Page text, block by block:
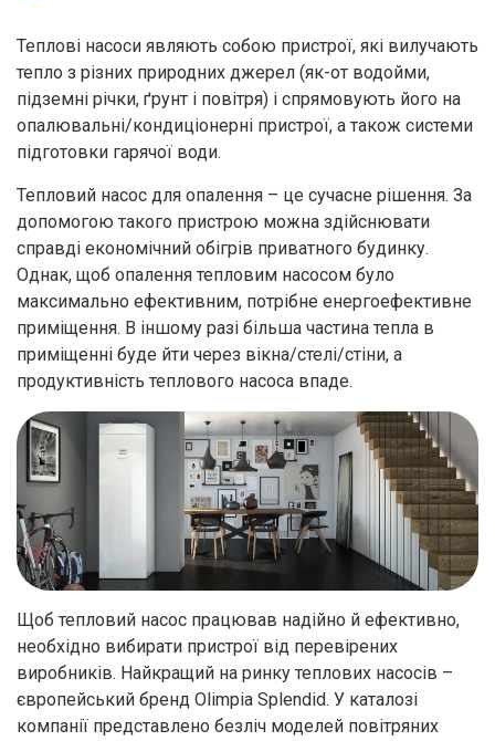
Теплові насоси являють собою пристрої, які вилучають
тепло з різних природних джерел (як-от водойми,
підземні річки, ґрунт і повітря) і спрямовують його на
опалювальні/кондиціонерні пристрої, а також системи
підготовки гарячої води.
Тепловий насос для опалення – це сучасне рішення. За
допомогою такого пристрою можна здійснювати
справді економічний обігрів приватного будинку.
Однак, щоб опалення тепловим насосом було
максимально ефективним, потрібне енергоефективне
приміщення. В іншому разі більша частина тепла в
приміщенні буде йти через вікна/стелі/стіни, а
продуктивність теплового насоса впаде.
Щоб тепловий насос працював надійно й ефективно,
необхідно вибирати пристрої від перевірених
виробників. Найкращий на ринку теплових насосів –
європейський бренд Olimpia Splendid. У каталозі
компанії представлено безліч моделей повітряних